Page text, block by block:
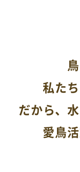
私た
だから、
愛鳥